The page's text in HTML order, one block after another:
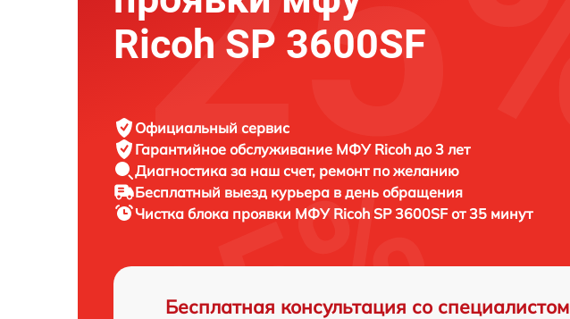
Ricoh SP 3600SF
Официальный сервис
Гарантийное обслуживание МФУ Ricoh до 3 лет
Диагностика за наш счет, ремонт по желанию
Бесплатный выезд курьера в день обращения
Чистка блока проявки МФУ Ricoh SP 3600SF от 35 минут
Бесплатная консультация со специалистом